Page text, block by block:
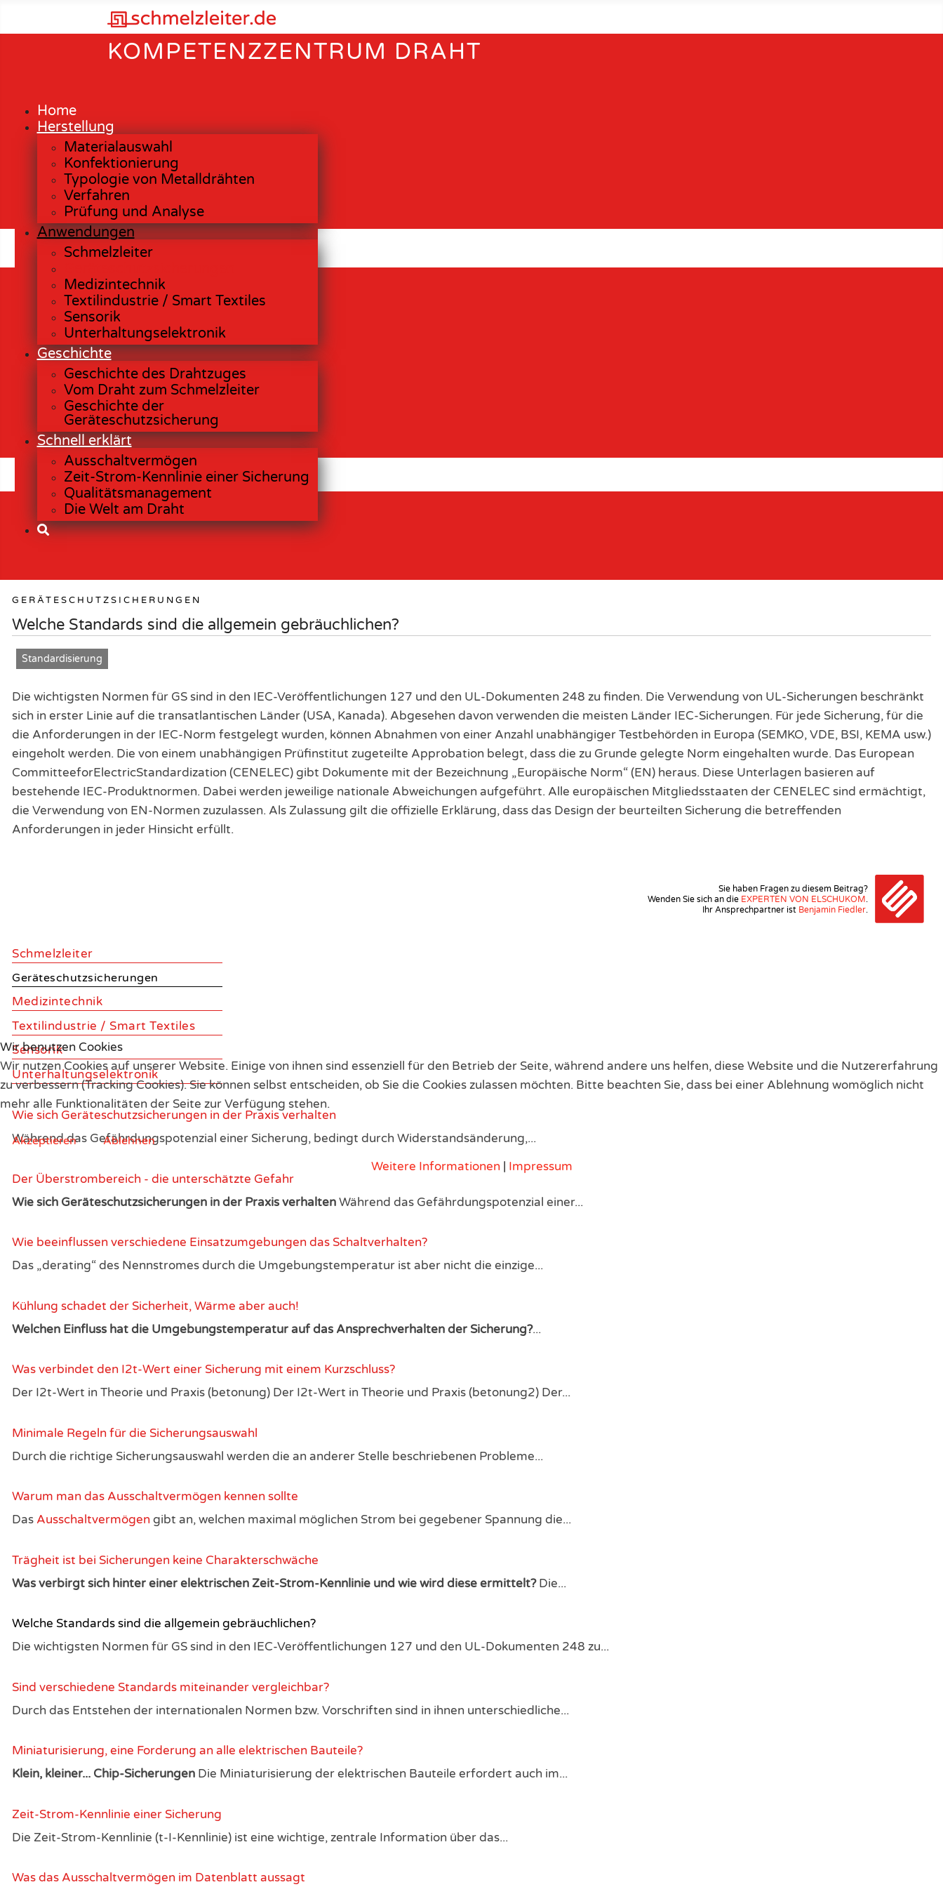
KOMPETENZZENTRUM DRAHT
Home
Herstellung
Materialauswahl
Konfektionierung
Typologie von Metalldrähten
Verfahren
Prüfung und Analyse
Anwendungen
Schmelzleiter
Medizintechnik
Textilindustrie / Smart Textiles
Sensorik
Unterhaltungselektronik
Geschichte
Geschichte des Drahtzuges
Vom Draht zum Schmelzleiter
Geschichte der
Geräteschutzsicherung
Schnell erklärt
Ausschaltvermögen
Zeit-Strom-Kennlinie einer Sicherung
Qualitätsmanagement
Die Welt am Draht
GERÄTESCHUTZSICHERUNGEN
Welche Standards sind die allgemein gebräuchlichen?
Standardisierung
Die wichtigsten Normen für GS sind in den IEC-Veröffentlichungen 127 und den UL-Dokumenten 248 zu finden. Die Verwendung von UL-Sicherungen beschränkt
sich in erster Linie auf die transatlantischen Länder (USA, Kanada). Abgesehen davon verwenden die meisten Länder IEC-Sicherungen. Für jede Sicherung, für die
die Anforderungen in der IEC-Norm festgelegt wurden, können Abnahmen von einer Anzahl unabhängiger Testbehörden in Europa (SEMKO, VDE, BSI, KEMA usw.)
eingeholt werden. Die von einem unabhängigen Prüfinstitut zugeteilte Approbation belegt, dass die zu Grunde gelegte Norm eingehalten wurde. Das European
CommitteeforElectricStandardization (CENELEC) gibt Dokumente mit der Bezeichnung „Europäische Norm“ (EN) heraus. Diese Unterlagen basieren auf
bestehende IEC-Produktnormen. Dabei werden jeweilige nationale Abweichungen aufgeführt. Alle europäischen Mitgliedsstaaten der CENELEC sind ermächtigt,
die Verwendung von EN-Normen zuzulassen. Als Zulassung gilt die offizielle Erklärung, dass das Design der beurteilten Sicherung die betreffenden
Anforderungen in jeder Hinsicht erfüllt.
Sie haben Fragen zu diesem Beitrag?
Wenden Sie sich an die EXPERTEN VON ELSCHUKOM
Ihr Ansprechpartner ist Benjamin Fiedler
Schmelzleiter
Geräteschutzsicherungen
Medizintechnik
Textilindustrie / Smart Textiles
Sensorik
Unterhaltungselektronik
Wie sich Geräteschutzsicherungen in der Praxis verhalten
Während das Gefährdungspotenzial einer Sicherung, bedingt durch Widerstandsänderung,...
Der Überstrombereich - die unterschätzte Gefahr
Wie sich Geräteschutzsicherungen in der Praxis verhaltenWährend das Gefährdungspotenzial einer...
Wie beeinflussen verschiedene Einsatzumgebungen das Schaltverhalten?
Das „derating“ des Nennstromes durch die Umgebungstemperatur ist aber nicht die einzige...
Kühlung schadet der Sicherheit, Wärme aber auch!
Welchen Einfluss hat die Umgebungstemperatur auf das Ansprechverhalten der Sicherung?...
Was verbindet den I2t-Wert einer Sicherung mit einem Kurzschluss?
Der I2t-Wert in Theorie und Praxis (betonung) Der I2t-Wert in Theorie und Praxis (betonung2) Der...
Minimale Regeln für die Sicherungsauswahl
Durch die richtige Sicherungsauswahl werden die an anderer Stelle beschriebenen Probleme...
Warum man das Ausschaltvermögen kennen sollte
Das Ausschaltvermögen gibt an, welchen maximal möglichen Strom bei gegebener Spannung die...
Trägheit ist bei Sicherungen keine Charakterschwäche
Was verbirgt sich hinter einer elektrischen Zeit-Strom-Kennlinie und wie wird diese ermittelt?Die...
Welche Standards sind die allgemein gebräuchlichen?
Die wichtigsten Normen für GS sind in den IEC-Veröffentlichungen 127 und den UL-Dokumenten 248 zu...
Sind verschiedene Standards miteinander vergleichbar?
Durch das Entstehen der internationalen Normen bzw. Vorschriften sind in ihnen unterschiedliche...
Miniaturisierung, eine Forderung an alle elektrischen Bauteile?
Klein, kleiner... Chip-Sicherungen Die Miniaturisierung der elektrischen Bauteile erfordert auch im...
Zeit-Strom-Kennlinie einer Sicherung
Die Zeit-Strom-Kennlinie (t-I-Kennlinie) ist eine wichtige, zentrale Information über das...
Was das Ausschaltvermögen im Datenblatt aussagt
Wir benutzen Cookies
Wir nutzen Cookies auf unserer Website. Einige von ihnen sind essenziell für den Betrieb der Seite, während andere uns helfen, diese Website und die Nutzererfahrung
zu verbessern (Tracking Cookies). Sie können selbst entscheiden, ob Sie die Cookies zulassen möchten. Bitte beachten Sie, dass bei einer Ablehnung womöglich nicht
mehr alle Funktionalitäten der Seite zur Verfügung stehen.
Akzeptieren Ablehnen
Weitere Informationen | Impressum